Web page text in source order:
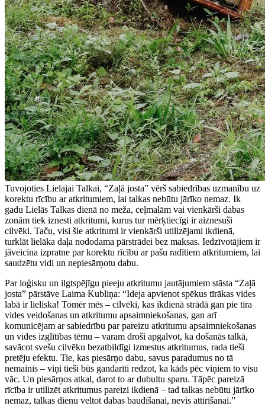
Tuvojoties Lielajai Talkai, “Zaļā josta” vērš sabiedrības uzmanību uz
korektu rīcību ar atkritumiem, lai talkas nebūtu jārīko nemaz. Ik
gadu Lielās Talkas dienā no meža, ceļmalām vai vienkārši dabas
zonām tiek iznesti atkritumi, kurus tur mērķtiecīgi ir aiznesuši
cilvēki. Taču, visi šie atkritumi ir vienkārši utilizējami ikdienā,
turklāt lielāka daļa nododama pārstrādei bez maksas. Iedzīvotājiem ir
jāveicina izpratne par korektu rīcību ar pašu radītiem atkritumiem, lai
saudzētu vidi un nepiesārņotu dabu.
Par loģisku un ilgtspējīgu pieeju atkritumu jautājumiem stāsta “Zaļā
josta” pārstāve Laima Kubliņa: “Ideja apvienot spēkus tīrākas vides
labā ir lieliska! Tomēr mēs – cilvēki, kas ikdienā strādā gan pie tīra
vides veidošanas un atkritumu apsaimniekošanas, gan arī
komunicējam ar sabiedrību par pareizu atkritumu apsaimniekošanas
un vides izglītības tēmu – varam droši apgalvot, ka došanās talkā,
savācot svešu cilvēku bezatbildīgi izmestus atkritumus, rada tieši
pretēju efektu. Tie, kas piesārņo dabu, savus paradumus no tā
nemainīs – viņi tieši būs gandarīti redzot, ka kāds pēc viņiem to visu
vāc. Un piesārņos atkal, darot to ar dubultu sparu. Tāpēc pareizā
rīcība ir utilizēt atkritumus pareizi ikdienā – tad talkas nebūtu jārīko
nemaz, talkas dienu veltot dabas baudīšanai, nevis attīrīšanai.”